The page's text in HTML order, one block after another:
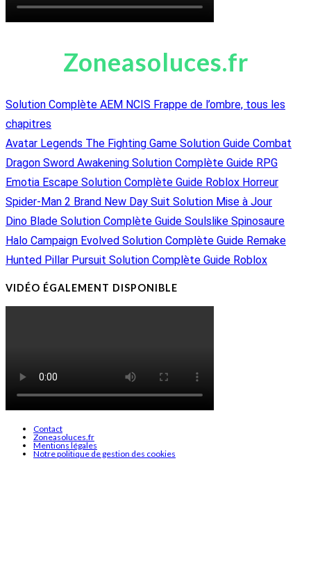
Zoneasoluces.fr
Solution Complète AEM NCIS Frappe de l’ombre, tous les
chapitres
Avatar Legends The Fighting Game Solution Guide Combat
Dragon Sword Awakening Solution Complète Guide RPG
Emotia Escape Solution Complète Guide Roblox Horreur
Spider-Man 2 Brand New Day Suit Solution Mise à Jour
Dino Blade Solution Complète Guide Soulslike Spinosaure
Halo Campaign Evolved Solution Complète Guide Remake
Hunted Pillar Pursuit Solution Complète Guide Roblox
VIDÉO ÉGALEMENT DISPONIBLE
Contact
Zoneasoluces.fr
Mentions légales
Notre politique de gestion des cookies